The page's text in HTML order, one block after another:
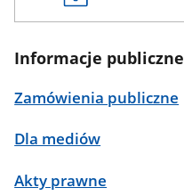
Informacje publiczne
Zamówienia publiczne
Dla mediów
Akty prawne